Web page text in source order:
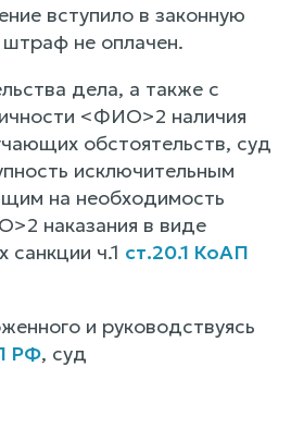
вступило в законную
не оплачен.
дела, а также с
<ФИО>2 наличия
обстоятельств, суд
исключительным
на необходимость
наказания в виде
ч.1 ст.20.1 КоАП
и руководствуясь
РФ, суд